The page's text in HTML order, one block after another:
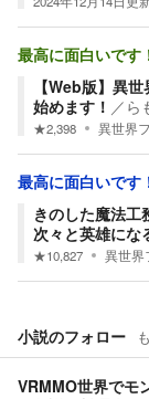
最高に面白いです
【Web版】異
始めます！ ／ ら
★2,398 異世界
最高に面白いです
きのした魔法
次々と英雄に
★10,827 異世界
小説のフォロー
VRMMO世界でモ